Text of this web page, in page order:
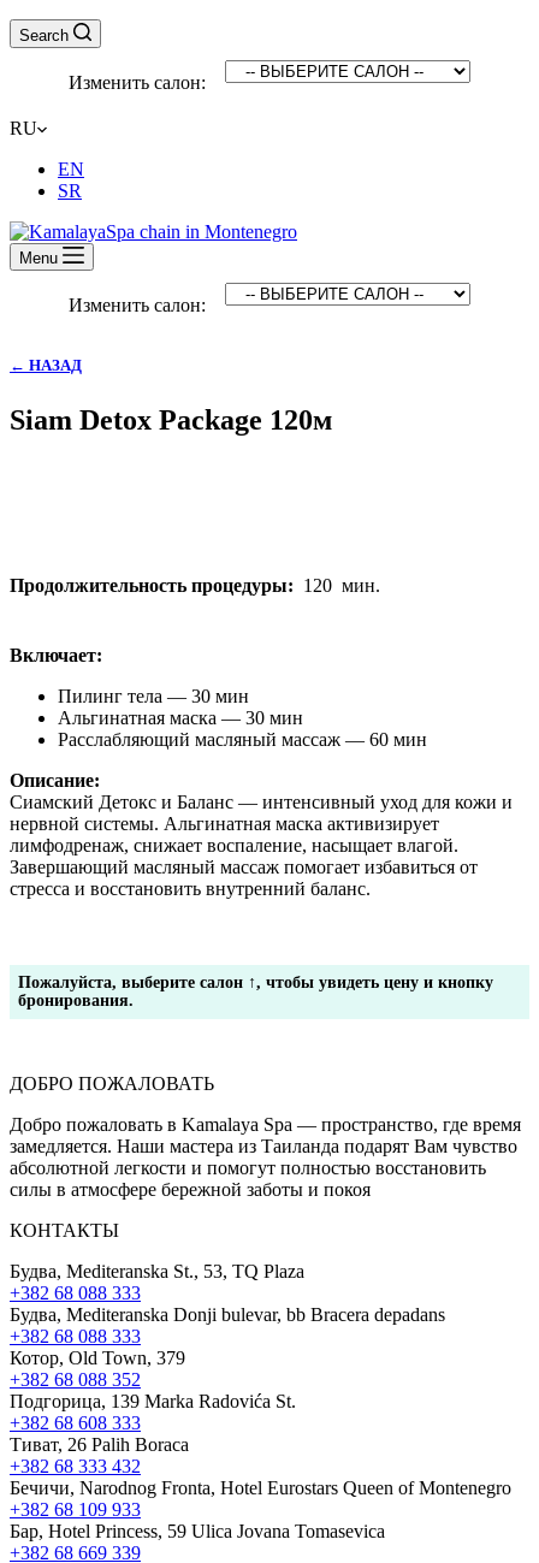
Search
Изменить салон:
RU
EN
SR
Menu
Изменить салон:
← НАЗАД
Siam Detox Package 120м
Продолжительность процедуры: 120 мин.
Включает:
Пилинг тела — 30 мин
Альгинатная маска — 30 мин
Расслабляющий масляный массаж — 60 мин
Описание:
Сиамский Детокс и Баланс — интенсивный уход для кожи и
нервной системы. Альгинатная маска активизирует
лимфодренаж, снижает воспаление, насыщает влагой.
Завершающий масляный массаж помогает избавиться от
стресса и восстановить внутренний баланс.
Пожалуйста, выберите салон ↑, чтобы увидеть цену и кнопку
бронирования.
ДОБРО ПОЖАЛОВАТЬ
Добро пожаловать в Kamalaya Spa — пространство, где время
замедляется. Наши мастера из Таиланда подарят Вам чувство
абсолютной легкости и помогут полностью восстановить
силы в атмосфере бережной заботы и покоя
КОНТАКТЫ
Будва, Mediteranska St., 53, TQ Plaza
+382 68 088 333
Будва, Mediteranska Donji bulevar, bb Bracera depadans
+382 68 088 333
Котор, Old Town, 379
+382 68 088 352
Подгорица, 139 Marka Radovića St.
+382 68 608 333
Тиват, 26 Palih Boraca
+382 68 333 432
Бечичи, Narodnog Fronta, Hotel Eurostars Queen of Montenegro
+382 68 109 933
Бар, Hotel Princess, 59 Ulica Jovana Tomasevica
+382 68 669 339